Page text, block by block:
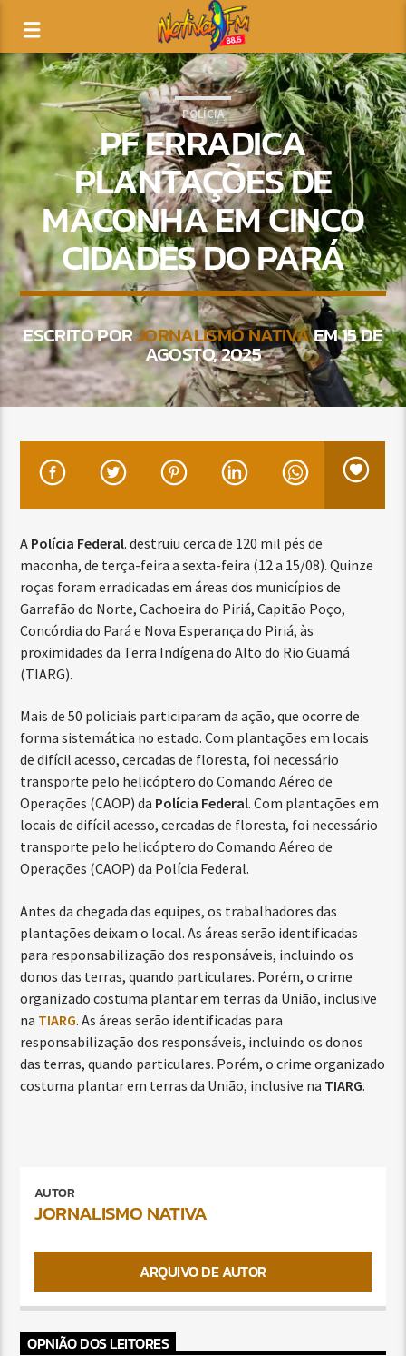
POLÍCIA
PF ERRADICA
PLANTAÇÕES DE
MACONHA EM CINCO
CIDADES DO PARÁ
ESCRITO PORJORNALISMO NATIVAEM 15 DE
AGOSTO, 2025
A Polícia Federal. destruiu cerca de 120 mil pés de
maconha, de terça-feira a sexta-feira (12 a 15/08). Quinze
roças foram erradicadas em áreas dos municípios de
Garrafão do Norte, Cachoeira do Piriá, Capitão Poço,
Concórdia do Pará e Nova Esperança do Piriá, às
proximidades da Terra Indígena do Alto do Rio Guamá
(TIARG).
Mais de 50 policiais participaram da ação, que ocorre de
forma sistemática no estado. Com plantações em locais
de difícil acesso, cercadas de floresta, foi necessário
transporte pelo helicóptero do Comando Aéreo de
Operações (CAOP) da Polícia Federal. Com plantações em
locais de difícil acesso, cercadas de floresta, foi necessário
transporte pelo helicóptero do Comando Aéreo de
Operações (CAOP) da Polícia Federal.
Antes da chegada das equipes, os trabalhadores das
plantações deixam o local. As áreas serão identificadas
para responsabilização dos responsáveis, incluindo os
donos das terras, quando particulares. Porém, o crime
organizado costuma plantar em terras da União, inclusive
na TIARG. As áreas serão identificadas para
responsabilização dos responsáveis, incluindo os donos
das terras, quando particulares. Porém, o crime organizado
costuma plantar em terras da União, inclusive na TIARG.
AUTOR
JORNALISMO NATIVA
ARQUIVO DE AUTOR
OPNIÃO DOS LEITORES